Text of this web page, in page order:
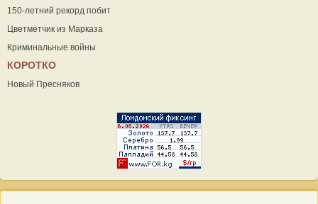
150-летний рекорд побит
Цветметчик из Марказа
Криминальные войны
КОРОТКО
Новый Пресняков